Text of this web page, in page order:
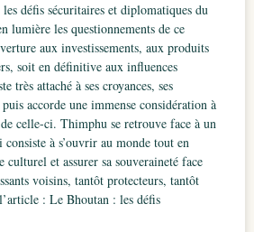
les défis sécuritaires et diplomatiques du
lumière les questionnements de ce
aux investissements, aux produits
soit en définitive aux influences
très attaché à ses croyances, ses
accorde une immense considération à
celle-ci. Thimphu se retrouve face à un
à s’ouvrir au monde tout en
culturel et assurer sa souveraineté face
voisins, tantôt protecteurs, tantôt
: Le Bhoutan : les défis